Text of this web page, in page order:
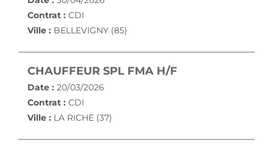
Contrat : CDI
Ville : BELLEVIGNY (85)
CHAUFFEUR SPL FMA H/F
Date : 20/03/2026
Contrat : CDI
Ville : LA RICHE (37)